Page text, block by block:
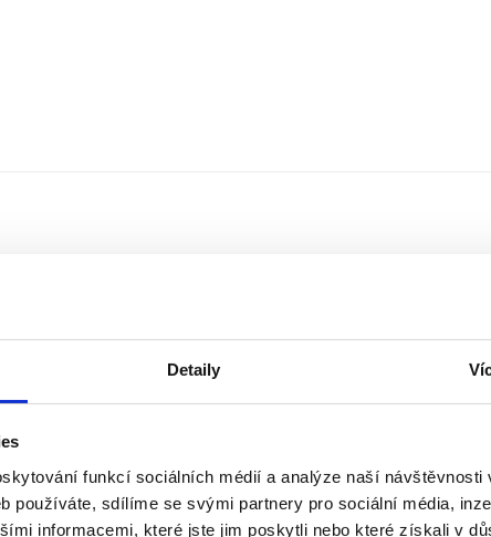
Detaily
funkcí sociálních médií a analýze naší návštěvnosti
používáte, sdílíme se svými partnery pro sociální média,
informacemi, které jste jim poskytli nebo které získali v
Řazení
Měna